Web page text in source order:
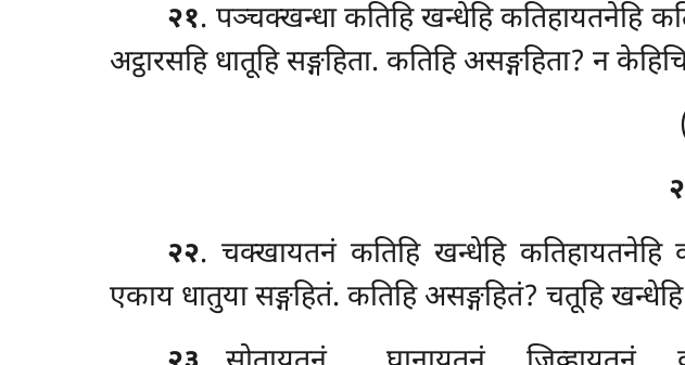
२१. पञ्चक्खन्धा कतिहि खन्धेहि कतिहायतनेहि
अट्ठारसहि धातूहि सङ्गहिता. कतिहि असङ्गहिता? न
२२. चक्खायतनं कतिहि खन्धेहि
एकाय धातुया सङ्गहितं. कतिहि असङ्गहितं? चतूहि